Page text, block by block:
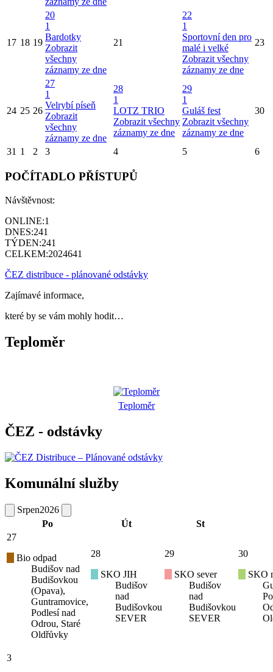
17 18 19
20
1
Bardotky
Zobrazit
všechny
záznamy ze dne
21
22
1
Sportovní den pro
malé i velké
Zobrazit všechny
záznamy ze dne
23
24 25 26
27
1
Velrybí píseň
Zobrazit
všechny
záznamy ze dne
28
1
LOTZ TRIO
Zobrazit všechny
záznamy ze dne
29
1
Guláš fest
Zobrazit všechny
záznamy ze dne
30
31 1 2 3 4 5 6
POČÍTADLO PŘÍSTUPŮ
Návštěvnost:
ONLINE:1
DNES:241
TÝDEN:241
CELKEM:2024641
ČEZ distribuce - plánované odstávky
Zajímavé informace,
které by se vám mohly hodit…
Teploměr
Teploměr
ČEZ - odstávky
Komunální služby
Srpen2026
Po
Út
St
27
Bio odpad
Budišov nad
Budišovkou
(Opava),
Guntramovice,
Podlesí nad
Odrou, Staré
Oldřůvky
28
SKO JIH
Budišov
nad
Budišovkou
SEVER
29
SKO sever
Budišov
nad
Budišovkou
SEVER
30
SKO
3